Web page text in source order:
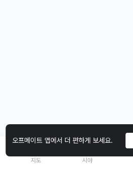
오프메이트 앱에서 더 편하게 보세요.
지도 시야